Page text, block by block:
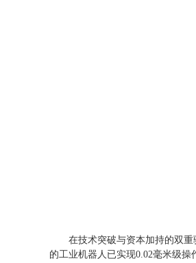
在技术突破与资本加持的双
的工业机器人已实现0.02毫米级操